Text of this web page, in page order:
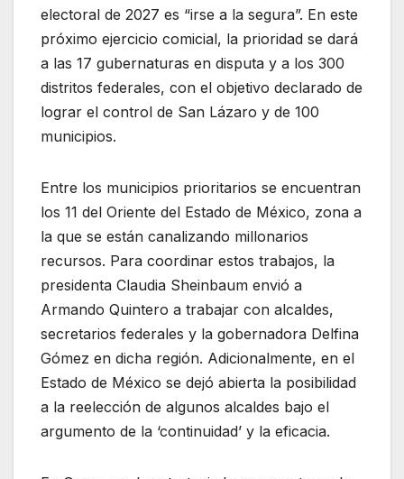
electoral de 2027 es “irse a la segura”. En este
próximo ejercicio comicial, la prioridad se dará
a las 17 gubernaturas en disputa y a los 300
distritos federales, con el objetivo declarado de
lograr el control de San Lázaro y de 100
municipios.
Entre los municipios prioritarios se encuentran
los 11 del Oriente del Estado de México, zona a
la que se están canalizando millonarios
recursos. Para coordinar estos trabajos, la
presidenta Claudia Sheinbaum envió a
Armando Quintero a trabajar con alcaldes,
secretarios federales y la gobernadora Delfina
Gómez en dicha región. Adicionalmente, en el
Estado de México se dejó abierta la posibilidad
a la reelección de algunos alcaldes bajo el
argumento de la ‘continuidad’ y la eficacia.